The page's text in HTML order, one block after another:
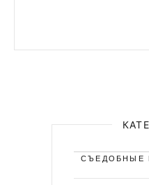
СЪЕДОБНЫЕ